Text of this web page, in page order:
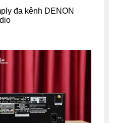
đa kênh DENON